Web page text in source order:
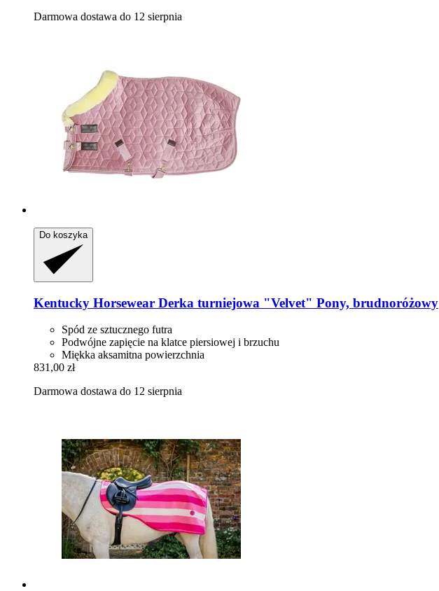
Darmowa dostawa do 12 sierpnia
Do koszyka
Kentucky Horsewear Derka turniejowa "Velvet" Pony, brudnoróżowy
Spód ze sztucznego futra
Podwójne zapięcie na klatce piersiowej i brzuchu
Miękka aksamitna powierzchnia
831,00 zł
Darmowa dostawa do 12 sierpnia